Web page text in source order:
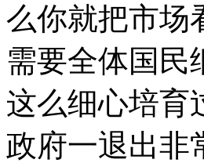
么你就把市场
需要全体国民
这么细心培育
政府一退出非